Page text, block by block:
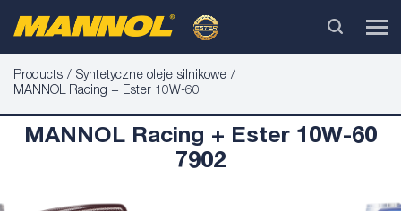
Products
Syntetyczne oleje silnikowe
MANNOL Racing + Ester 10W-60
MANNOL Racing + Ester 10W-60
7902